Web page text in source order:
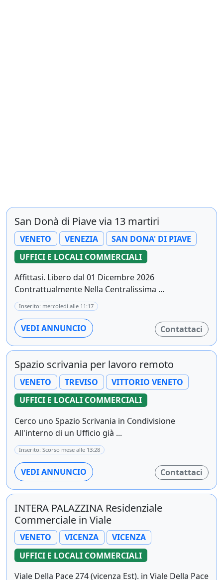
San Donà di Piave via 13 martiri
VENETO VENEZIA
SAN DONA' DI PIAVE
UFFICI E LOCALI COMMERCIALI
Affittasi. Libero dal 01 Dicembre 2026
Contrattualmente Nella Centralissima ...
Inserito: mercoledì alle 11:17
VEDI ANNUNCIO Contattaci
Spazio scrivania per lavoro remoto
VENETO TREVISO
VITTORIO VENETO
UFFICI E LOCALI COMMERCIALI
Cerco uno Spazio Scrivania in Condivisione
All'interno di un Ufficio già ...
Inserito: Scorso mese alle 13:28
VEDI ANNUNCIO Contattaci
INTERA PALAZZINA Residenziale
Commerciale in Viale
VENETO VICENZA
VICENZA
UFFICI E LOCALI COMMERCIALI
Viale Della Pace 274 (vicenza Est). in Viale Della Pace